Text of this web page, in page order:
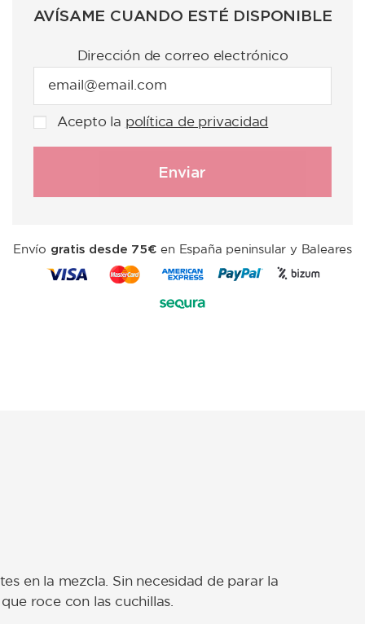
AVÍSAME CUANDO ESTÉ DISPONIBLE
Dirección de correo electrónico
Acepto la política de privacidad
Envío gratis desde 75€ en España peninsular y Baleares
en la mezcla. Sin necesidad de parar la
roce con las cuchillas.